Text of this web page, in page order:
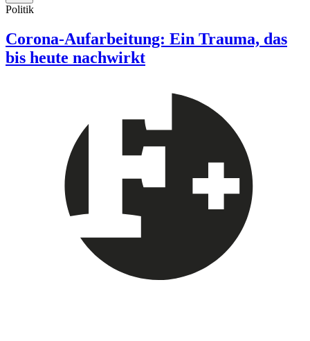
Politik
Corona-Aufarbeitung: Ein Trauma, das
bis heute nachwirkt